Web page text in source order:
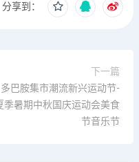
分享到：
下一篇
多巴胺集市潮流新兴运动节-
季暑期中秋国庆运动会美食
节音乐节